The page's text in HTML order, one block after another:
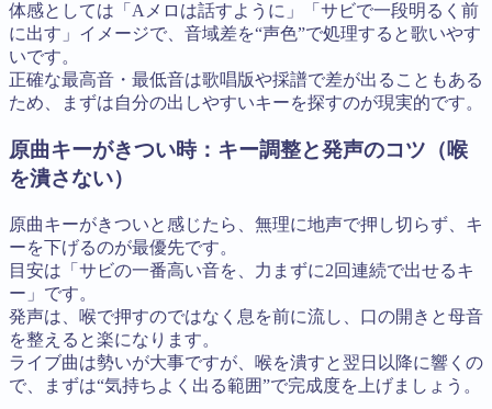
体感としては「Aメロは話すように」「サビで一段明るく前
に出す」イメージで、音域差を“声色”で処理すると歌いやす
いです。
正確な最高音・最低音は歌唱版や採譜で差が出ることもある
ため、まずは自分の出しやすいキーを探すのが現実的です。
原曲キーがきつい時：キー調整と発声のコツ（喉
を潰さない）
原曲キーがきついと感じたら、無理に地声で押し切らず、キ
ーを下げるのが最優先です。
目安は「サビの一番高い音を、力まずに2回連続で出せるキ
ー」です。
発声は、喉で押すのではなく息を前に流し、口の開きと母音
を整えると楽になります。
ライブ曲は勢いが大事ですが、喉を潰すと翌日以降に響くの
で、まずは“気持ちよく出る範囲”で完成度を上げましょう。